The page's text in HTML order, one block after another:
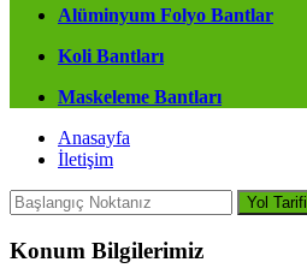
Alüminyum Folyo Bantlar
Koli Bantları
Maskeleme Bantları
Anasayfa
İletişim
Yol Tarifi
Konum Bilgilerimiz